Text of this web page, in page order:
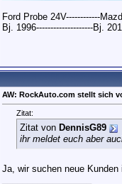
Ford Probe 24V------------
Bj. 1996--------------------Bj.
AW: RockAuto.com stellt sich
Zitat:
Zitat von DennisG89
ihr meldet euch aber
Ja, wir suchen neue